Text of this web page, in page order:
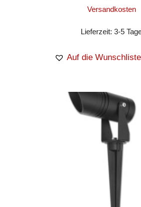
Versandkosten
Lieferzeit:3-5
Auf die